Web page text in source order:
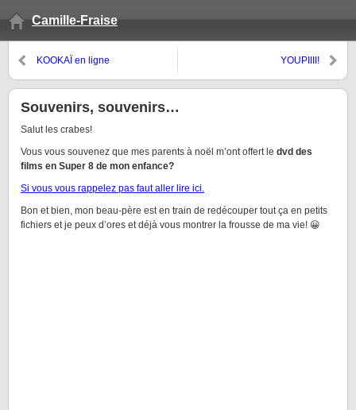
Camille-Fraise
KOOKAÏ en ligne YOUPIIII!
Souvenirs, souvenirs…
Salut les crabes!
Vous vous souvenez que mes parents à noël m’ont offert le dvd des
films en Super 8 de mon enfance?
Si vous vous rappelez pas faut aller lire ici.
Bon et bien, mon beau-père est en train de redécouper tout ça en petits
fichiers et je peux d’ores et déjà vous montrer la frousse de ma vie! 😀